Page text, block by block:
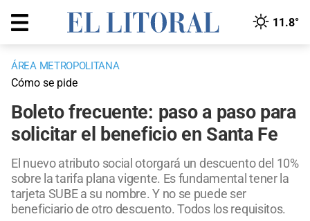
11.8°
ÁREA METROPOLITANA
Cómo se pide
Boleto frecuente: paso a paso para
solicitar el beneficio en Santa Fe
El nuevo atributo social otorgará un descuento del 10%
sobre la tarifa plana vigente. Es fundamental tener la
tarjeta SUBE a su nombre. Y no se puede ser
beneficiario de otro descuento. Todos los requisitos.